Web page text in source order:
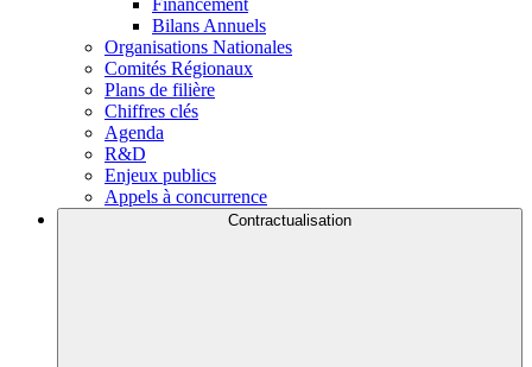
Financement
Bilans Annuels
Organisations Nationales
Comités Régionaux
Plans de filière
Chiffres clés
Agenda
R&D
Enjeux publics
Appels à concurrence
Contractualisation